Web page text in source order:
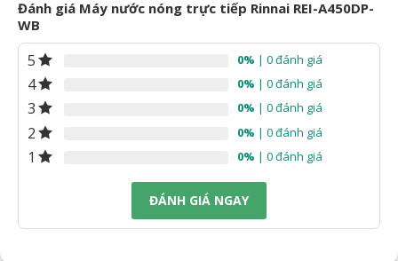
Đánh giá Máy nước nóng trực tiếp Rinnai REI-A450DP-
WB
5 0% | 0 đánh giá
4 0% | 0 đánh giá
3 0% | 0 đánh giá
2 0% | 0 đánh giá
1 0% | 0 đánh giá
ĐÁNH GIÁ NGAY